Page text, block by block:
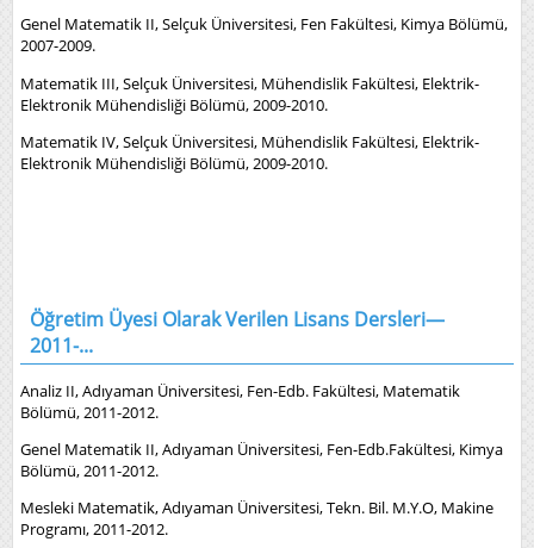
Genel Matematik II, Selçuk Üniversitesi, Fen Fakültesi, Kimya Bölümü,
2007-2009.
Matematik III, Selçuk Üniversitesi, Mühendislik Fakültesi, Elektrik-
Elektronik Mühendisliği Bölümü, 2009-2010.
Matematik IV, Selçuk Üniversitesi, Mühendislik Fakültesi, Elektrik-
Elektronik Mühendisliği Bölümü, 2009-2010.
Öğretim Üyesi Olarak Verilen Lisans Dersleri—
2011-...
Analiz II, Adıyaman Üniversitesi, Fen-Edb. Fakültesi, Matematik
Bölümü, 2011-2012.
Genel Matematik II, Adıyaman Üniversitesi, Fen-Edb.Fakültesi, Kimya
Bölümü, 2011-2012.
Mesleki Matematik, Adıyaman Üniversitesi, Tekn. Bil. M.Y.O, Makine
Programı, 2011-2012.